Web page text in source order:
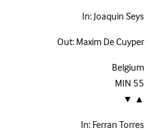
In:Joaquin Seys
Out:Maxim De Cuyper
Belgium
55
MIN
▲
▼
In:Ferran Torres